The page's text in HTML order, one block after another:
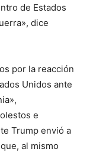
de Estados
dice
por la reacción
Unidos ante
e
Trump envió a
al mismo